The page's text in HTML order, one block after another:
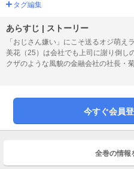
タグ編集
あらすじ | ストーリー
「おじさん嫌い」にこそ送るオジ萌
美花（25）は会社でも上司に謝り倒し
クザのような風貌の金融会社の社長・
せいで、会社に彼との関係を怪しま
今すぐ会員
全巻の情報